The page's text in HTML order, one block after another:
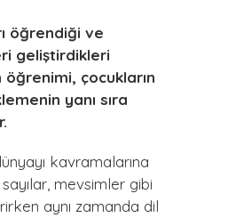
öğrendiği ve
geliştirdikleri
çocukların
yanı sıra
kavramalarına
mevsimler gibi
aynı zamanda dil